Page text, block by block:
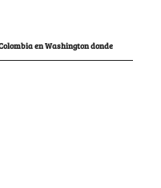
en Washington donde